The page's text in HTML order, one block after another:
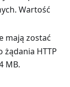
Wartość
mają zostać
HTTP
MB.